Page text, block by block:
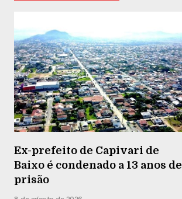
Ex-prefeito de Capivari de
Baixo é condenado a 13 anos de
prisão